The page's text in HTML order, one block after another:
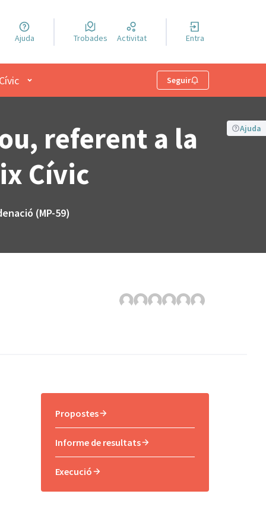
llengua
idioma
Ajuda Trobades Activitat Entra
Menú d'usuari Seguir
Ajuda
referent a la
Cívic
(MP-59)
Propostes
Informe de resultats
Execució